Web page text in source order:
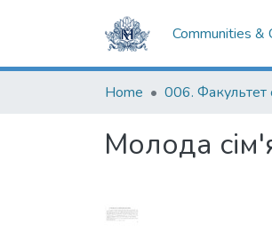
Communities &
Home
Молода